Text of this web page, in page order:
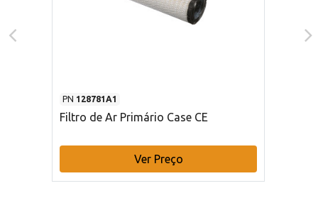
PN 128781A1
Filtro de Ar Primário Case CE
Ver Preço